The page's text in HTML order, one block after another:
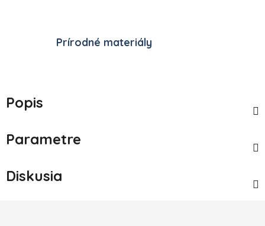
Prírodné materiály
Popis
Parametre
Diskusia